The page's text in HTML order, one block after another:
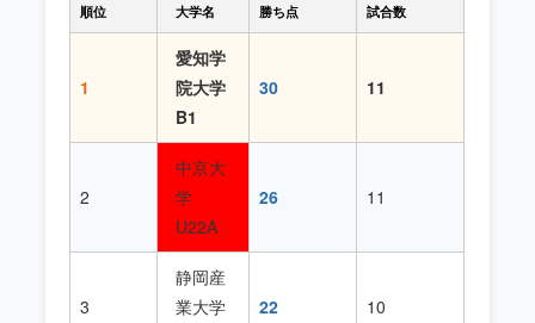
順位 大学名 勝ち点 試合数
1
愛知学
院大学
B1
30 11
2
中京大
学
U22A
26 11
3
静岡産
業大学
22 10